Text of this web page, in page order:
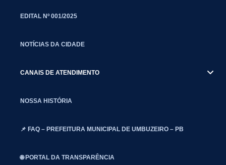
EDITAL Nº 001/2025
NOTÍCIAS DA CIDADE
CANAIS DE ATENDIMENTO
NOSSA HISTÓRIA
📌 FAQ – PREFEITURA MUNICIPAL DE UMBUZEIRO – PB
🌐 PORTAL DA TRANSPARÊNCIA